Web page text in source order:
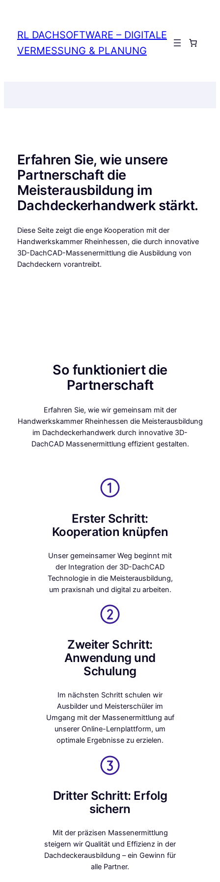
springen
RL DACHSOFTWARE – DIGITALE
VERMESSUNG & PLANUNG
Anmelden
Erfahren Sie, wie unsere
Partnerschaft die
Meisterausbildung im
Dachdeckerhandwerk stärkt.
Diese Seite zeigt die enge Kooperation mit der
Handwerkskammer Rheinhessen, die durch innovative
3D-DachCAD-Massenermittlung die Ausbildung von
Dachdeckern vorantreibt.
So funktioniert die
Partnerschaft
Erfahren Sie, wie wir gemeinsam mit der
Handwerkskammer Rheinhessen die Meisterausbildung
im Dachdeckerhandwerk durch innovative 3D-
DachCAD Massenermittlung effizient gestalten.
Erster Schritt:
Kooperation knüpfen
Unser gemeinsamer Weg beginnt mit
der Integration der 3D-DachCAD
Technologie in die Meisterausbildung,
um praxisnah und digital zu arbeiten.
Zweiter Schritt:
Anwendung und
Schulung
Im nächsten Schritt schulen wir
Ausbilder und Meisterschüler im
Umgang mit der Massenermittlung auf
unserer Online-Lernplattform, um
optimale Ergebnisse zu erzielen.
Dritter Schritt: Erfolg
sichern
Mit der präzisen Massenermittlung
steigern wir Qualität und Effizienz in der
Dachdeckerausbildung – ein Gewinn für
alle Partner.